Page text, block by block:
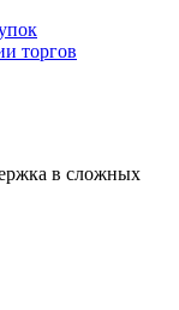
торгов
в сложных